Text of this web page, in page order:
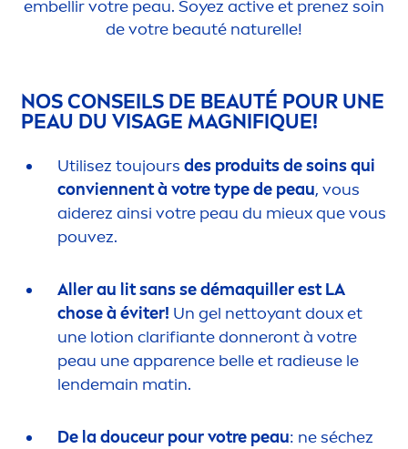
embellir votre peau. Soyez activeet prenez soin
de votre beauté naturelle!
NOS CONSEILS DE BEAUTÉ POUR UNE
PEAU DU VISAGE MAGNIFIQUE!
Utilisez toujours des produits de soins qui
conviennent à votre type de peau, vous
aiderez ainsi votre peau du mieux que vous
pouvez.
Aller au lit sans se démaquiller est LA
chose à éviter! Un gel nettoyant doux et
une lotion clarifiante donneront à votre
peau une apparence belle et radieuse le
lendemain matin.
De la douceur pour votre peau: ne séchez